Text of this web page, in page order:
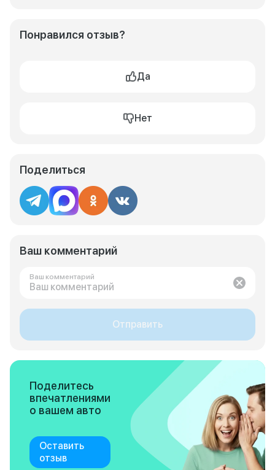
Понравился отзыв?
Да
Нет
Поделиться
Ваш комментарий
Ваш комментарий
Отправить
Поделитесь
впечатлениями
о вашем авто
Оставить
отзыв